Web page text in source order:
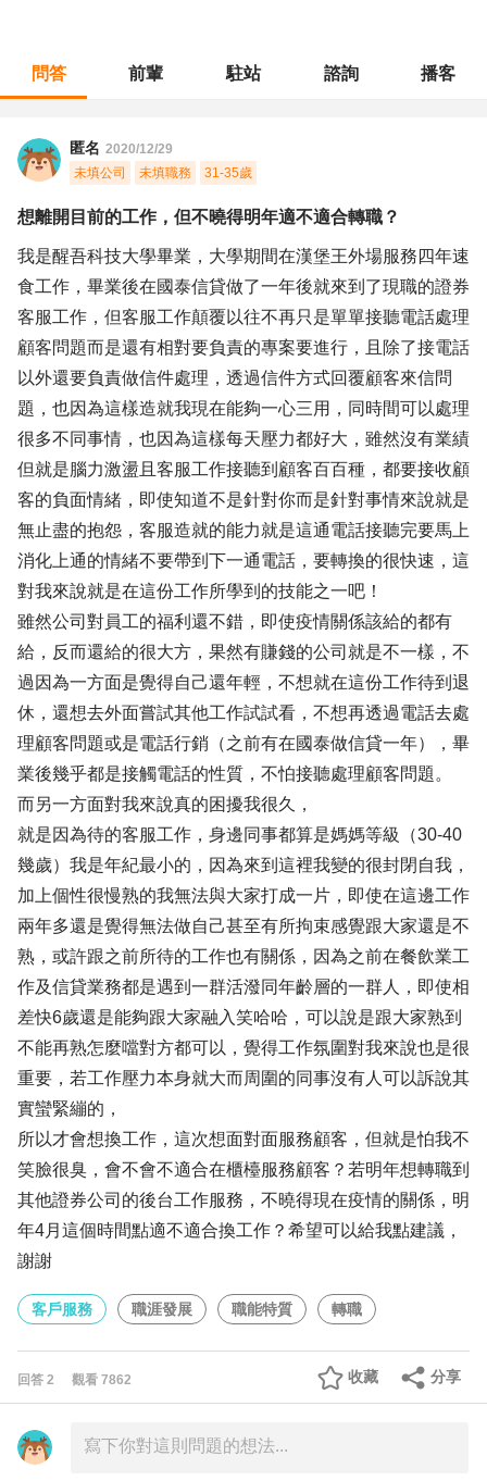
問答 前輩 駐站 諮詢 播客
匿名 2020/12/29
未填公司
未填職務 31-35歲
想離開目前的工作，但不曉得明年適不適合轉職？
我是醒吾科技大學畢業，大學期間在漢堡王外場服務四年速
食工作，畢業後在國泰信貸做了一年後就來到了現職的證券
客服工作，但客服工作顛覆以往不再只是單單接聽電話處理
顧客問題而是還有相對要負責的專案要進行，且除了接電話
以外還要負責做信件處理，透過信件方式回覆顧客來信問
題，也因為這樣造就我現在能夠一心三用，同時間可以處理
很多不同事情，也因為這樣每天壓力都好大，雖然沒有業績
但就是腦力激盪且客服工作接聽到顧客百百種，都要接收顧
客的負面情緒，即使知道不是針對你而是針對事情來說就是
無止盡的抱怨，客服造就的能力就是這通電話接聽完要馬上
消化上通的情緒不要帶到下一通電話，要轉換的很快速，這
對我來說就是在這份工作所學到的技能之一吧！
雖然公司對員工的福利還不錯，即使疫情關係該給的都有
給，反而還給的很大方，果然有賺錢的公司就是不一樣，不
過因為一方面是覺得自己還年輕，不想就在這份工作待到退
休，還想去外面嘗試其他工作試試看，不想再透過電話去處
理顧客問題或是電話行銷（之前有在國泰做信貸一年），畢
業後幾乎都是接觸電話的性質，不怕接聽處理顧客問題。
而另一方面對我來說真的困擾我很久，
就是因為待的客服工作，身邊同事都算是媽媽等級（30-40
幾歲）我是年紀最小的，因為來到這裡我變的很封閉自我，
加上個性很慢熟的我無法與大家打成一片，即使在這邊工作
兩年多還是覺得無法做自己甚至有所拘束感覺跟大家還是不
熟，或許跟之前所待的工作也有關係，因為之前在餐飲業工
作及信貸業務都是遇到一群活潑同年齡層的一群人，即使相
差快6歲還是能夠跟大家融入笑哈哈，可以說是跟大家熟到
不能再熟怎麼噹對方都可以，覺得工作氛圍對我來說也是很
重要，若工作壓力本身就大而周圍的同事沒有人可以訴說其
實蠻緊繃的，
所以才會想換工作，這次想面對面服務顧客，但就是怕我不
笑臉很臭，會不會不適合在櫃檯服務顧客？若明年想轉職到
其他證券公司的後台工作服務，不曉得現在疫情的關係，明
年4月這個時間點適不適合換工作？希望可以給我點建議，
謝謝
客戶服務 職涯發展 職能特質 轉職
回答 2 觀看 7862 分享
收藏